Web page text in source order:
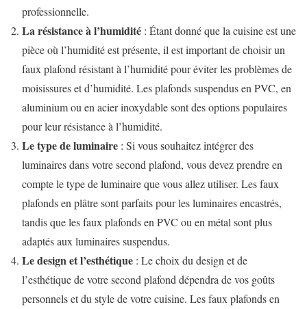
professionnelle.
La résistance à l’humidité : Étant donné que la cuisine est une
pièce où l’humidité est présente, il est important de choisir un
faux plafond résistant à l’humidité pour éviter les problèmes de
moisissures et d’humidité. Les plafonds suspendus en PVC, en
aluminium ou en acier inoxydable sont des options populaires
pour leur résistance à l’humidité.
Le type de luminaire : Si vous souhaitez intégrer des
luminaires dans votre second plafond, vous devez prendre en
compte le type de luminaire que vous allez utiliser. Les faux
plafonds en plâtre sont parfaits pour les luminaires encastrés,
tandis que les faux plafonds en PVC ou en métal sont plus
adaptés aux luminaires suspendus.
Le design et l’esthétique : Le choix du design et de
l’esthétique de votre second plafond dépendra de vos goûts
personnels et du style de votre cuisine. Les faux plafonds en